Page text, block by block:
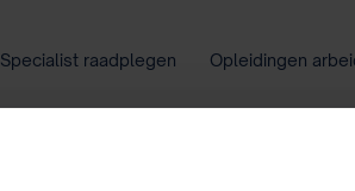
Specialist raadplegen Opleidingen